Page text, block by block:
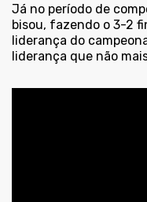
Já no período de
bisou, fazendo o 3-2
liderança do
liderança que não